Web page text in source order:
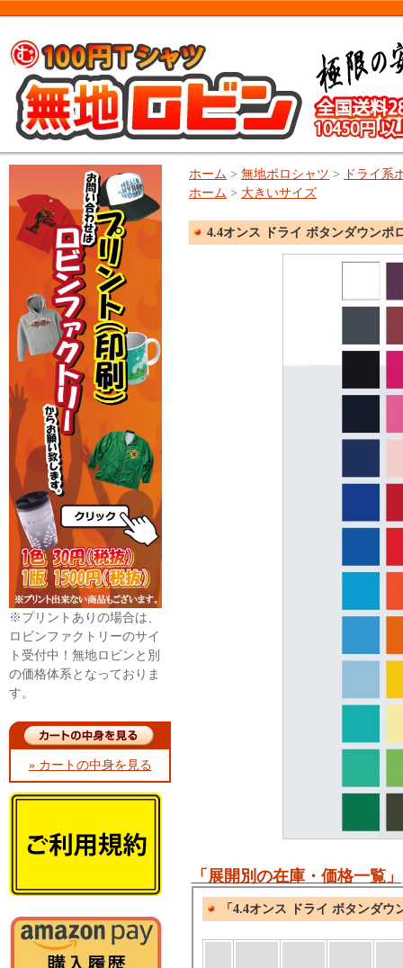
※プリントありの場合は、
ロビンファクトリーのサイ
ト受付中！無地ロビンと別
の価格体系となっておりま
す。
» カートの中身を見る
ホーム > 無地ポロシャツ >
ドライ系
ホーム > 大きいサイズ
4.4オンス ドライ ボタンダウンポ
「展開別の在庫・価格一覧」